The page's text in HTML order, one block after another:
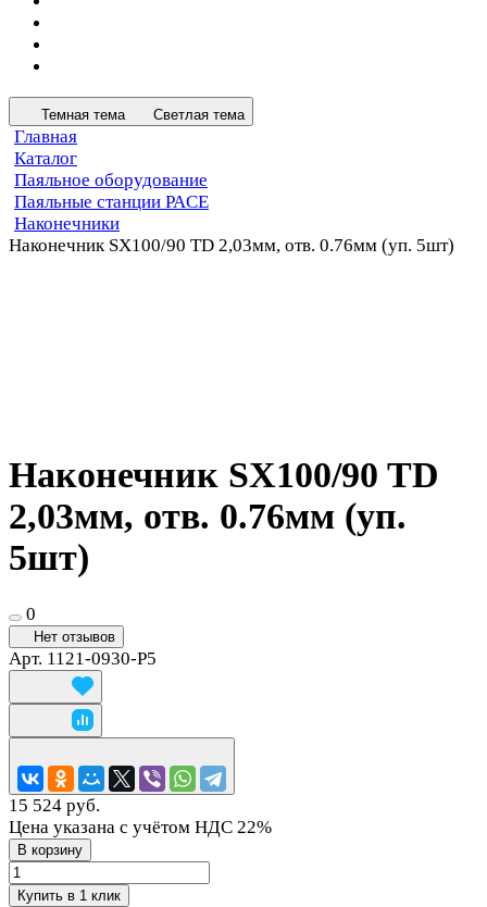
Темная тема Светлая тема
Главная
Каталог
Паяльное оборудование
Паяльные станции PACE
Наконечники
Наконечник SX100/90 TD 2,03мм, отв. 0.76мм (уп. 5шт)
Наконечник SX100/90 TD
2,03мм, отв. 0.76мм (уп.
5шт)
0
Нет отзывов
Арт. 1121-0930-P5
15 524 руб.
Цена указана с учётом НДС 22%
В корзину
Купить в 1 клик